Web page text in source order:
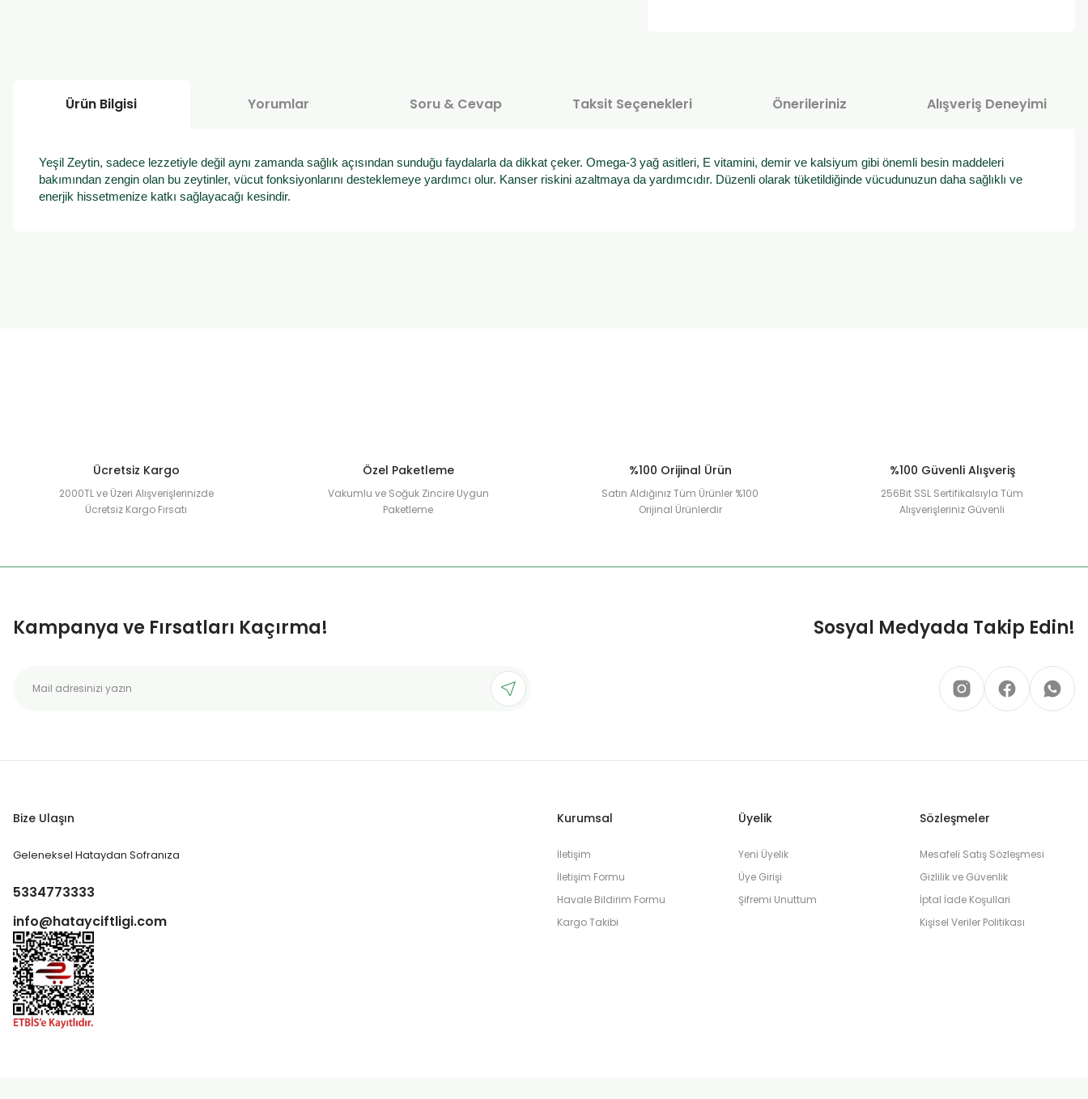
Ürün Bilgisi Yorumlar Soru & Cevap Taksit Seçenekleri Önerileriniz Alışveriş Deneyimi
Yeşil Zeytin, sadece lezzetiyle değil aynı zamanda sağlık açısından sunduğu faydalarla da dikkat çeker. Omega-3 yağ asitleri, E vitamini, demir ve kalsiyum gibi önemli besin maddeleri
bakımından zengin olan bu zeytinler, vücut fonksiyonlarını desteklemeye yardımcı olur. Kanser riskini azaltmaya da yardımcıdır. Düzenli olarak tüketildiğinde vücudunuzun daha sağlıklı ve
enerjik hissetmenize katkı sağlayacağı kesindir.
Ücretsiz Kargo
2000TL ve Üzeri Alışverişlerinizde
Ücretsiz Kargo Fırsatı
Özel Paketleme
Vakumlu ve Soğuk Zincire Uygun
Paketleme
%100 Orijinal Ürün
Satın Aldığınız Tüm Ürünler %100
Orijinal Ürünlerdir
%100 Güvenli Alışveriş
256Bit SSL Sertifikalsıyla Tüm
Alışverişleriniz Güvenli
Kampanya ve Fırsatları Kaçırma! Sosyal Medyada Takip Edin!
Bize Ulaşın
Geleneksel Hataydan Sofranıza
5334773333
info@hatayciftligi.com
Kurumsal
İletişim
İletişim Formu
Havale Bildirim Formu
Kargo Takibi
Üyelik
Yeni Üyelik
Üye Girişi
Şifremi Unuttum
Sözleşmeler
Mesafeli Satış Sözleşmesi
Gizlilik ve Güvenlik
İptal İade Koşullari
Kişisel Veriler Politikası